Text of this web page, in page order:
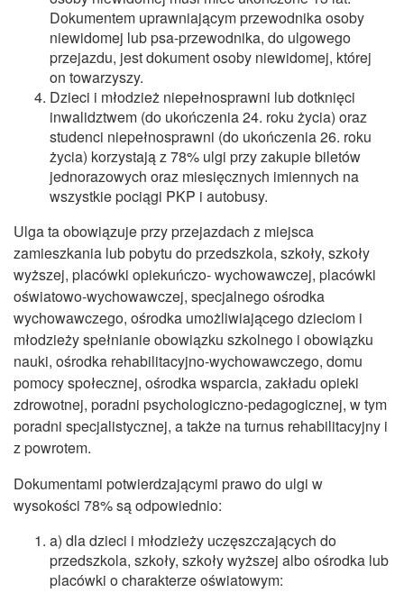
Dokumentem uprawniającym przewodnika osoby
niewidomej lub psa-przewodnika, do ulgowego
przejazdu, jest dokument osoby niewidomej, której
on towarzyszy.
Dzieci i młodzież niepełnosprawni lub dotknięci
inwalidztwem (do ukończenia 24. roku życia) oraz
studenci niepełnosprawni (do ukończenia 26. roku
życia) korzystają z 78% ulgi przy zakupie biletów
jednorazowych oraz miesięcznych imiennych na
wszystkie pociągi PKP i autobusy.
Ulga ta obowiązuje przy przejazdach z miejsca
zamieszkania lub pobytu do przedszkola, szkoły, szkoły
wyższej, placówki opiekuńczo- wychowawczej, placówki
oświatowo-wychowawczej, specjalnego ośrodka
wychowawczego, ośrodka umożliwiającego dzieciom i
młodzieży spełnianie obowiązku szkolnego i obowiązku
nauki, ośrodka rehabilitacyjno-wychowawczego, domu
pomocy społecznej, ośrodka wsparcia, zakładu opieki
zdrowotnej, poradni psychologiczno-pedagogicznej, w tym
poradni specjalistycznej, a także na turnus rehabilitacyjny i
z powrotem.
Dokumentami potwierdzającymi prawo do ulgi w
wysokości 78% są odpowiednio:
a) dla dzieci i młodzieży uczęszczających do
przedszkola, szkoły, szkoły wyższej albo ośrodka lub
placówki o charakterze oświatowym: